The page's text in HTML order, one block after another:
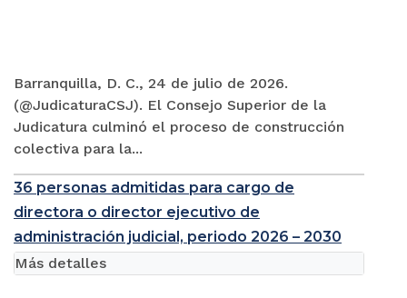
Barranquilla, D. C., 24 de julio de 2026.
(@JudicaturaCSJ). El Consejo Superior de la
Judicatura culminó el proceso de construcción
colectiva para la...
36 personas admitidas para cargo de
directora o director ejecutivo de
administración judicial, periodo 2026 – 2030
Más detalles